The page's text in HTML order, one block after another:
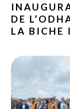
DE
LA BICHE